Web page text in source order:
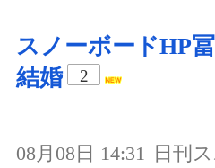
スノーボードHP
結婚
2
08月08日 14:31 日刊